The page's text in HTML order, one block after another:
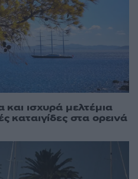
ισχυρά μελτέμια
καταιγίδες στα ορεινά